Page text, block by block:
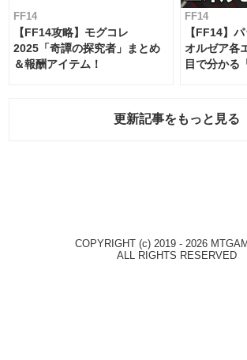
FF14
【FF14攻略】モグコレ
2025「奇譚の探究者」まとめ
＆報酬アイテム！
FF14
【FF14】
オルゼア各
目で分かる
更新記事をもっと見る
COPYRIGHT (c) 2019 - 2026
ALL RIGHTS RESERVED